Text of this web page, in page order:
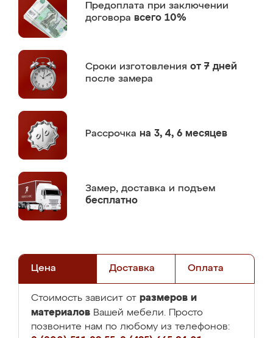
Предоплата при заключении
договора всего 10%
Сроки изготовления от 7 дней
после замера
Рассрочка на 3, 4, 6 месяцев
Замер, доставка и подъем
бесплатно
Цена Доставка Оплата
Стоимость зависит от размеров и
материалов Вашей мебели. Просто
позвоните нам по любому из телефонов: